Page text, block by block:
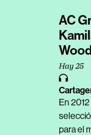
AC
Hay 25
En
para el